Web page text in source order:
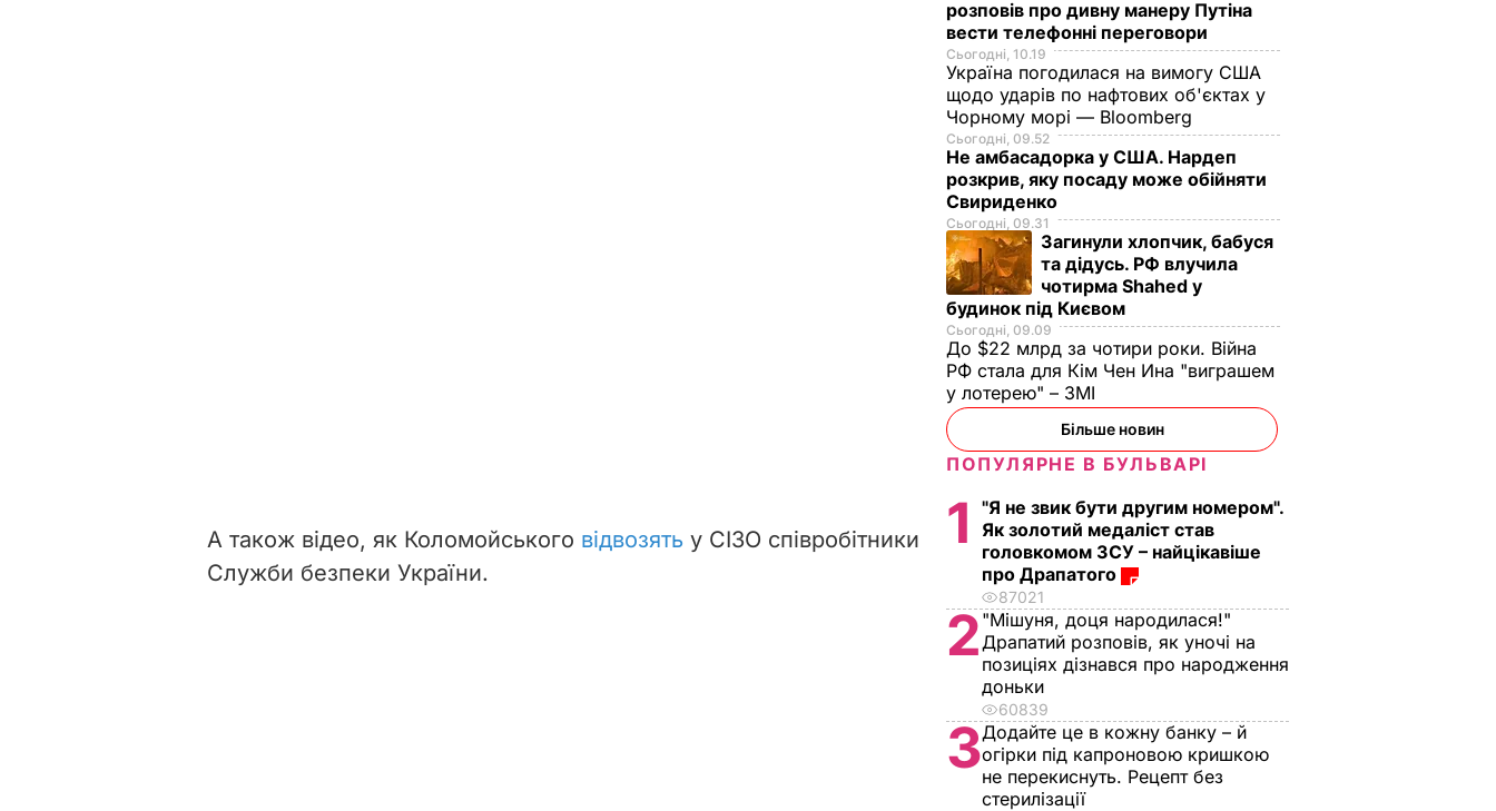
А також відео, як Коломойського відвозять у СІЗО співробітники
Служби безпеки України.
розповів про дивну манеру Путіна
вести телефонні переговори
Сьогодні, 10.19
Україна погодилася на вимогу США
щодо ударів по нафтових об'єктах у
Чорному морі — Bloomberg
Сьогодні, 09.52
Не амбасадорка у США. Нардеп
розкрив, яку посаду може обійняти
Свириденко
Сьогодні, 09.31
Загинули хлопчик, бабуся
та дідусь. РФ влучила
чотирма Shahed у
будинок під Києвом
Сьогодні, 09.09
До $22 млрд за чотири роки. Війна
РФ стала для Кім Чен Ина "виграшем
у лотерею" – ЗМІ
Більше новин
ПОПУЛЯРНЕ В БУЛЬВАРІ
1
"Я не звик бути другим номером".
Як золотий медаліст став
головкомом ЗСУ – найцікавіше
про Драпатого
87021
2 "Мішуня, доця народилася!"
Драпатий розповів, як уночі на
позиціях дізнався про народження
доньки
60839
3Додайте це в кожну банку – й
огірки під капроновою кришкою
не перекиснуть. Рецепт без
стерилізації